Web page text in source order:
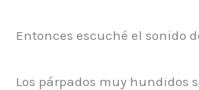
Entonces escuché el sonido
Los párpados muy hundidos